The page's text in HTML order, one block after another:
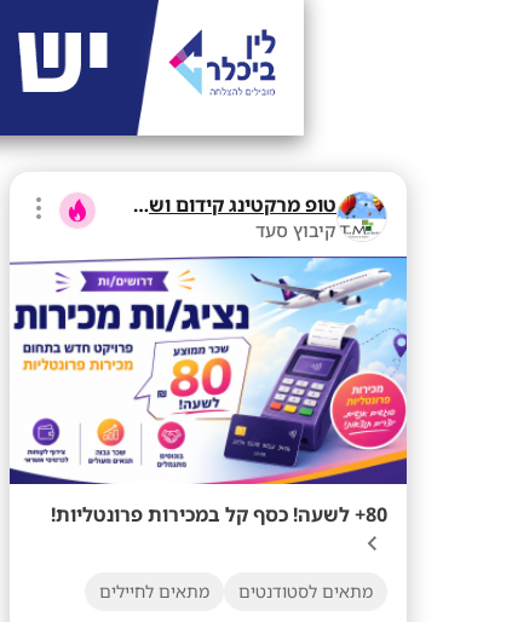
טופ מרקטינג קידום ושיווק בע"מ
קיבוץ סעד
80+ לשעה! כסף קל במכירות פרונטליות!
מתאים לסטודנטים מתאים לחיילים